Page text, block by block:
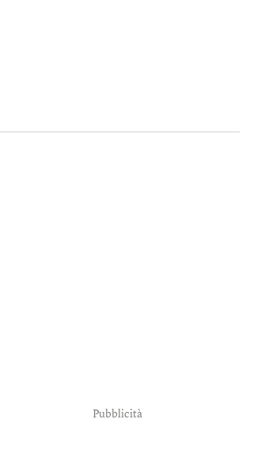
Pubblicità